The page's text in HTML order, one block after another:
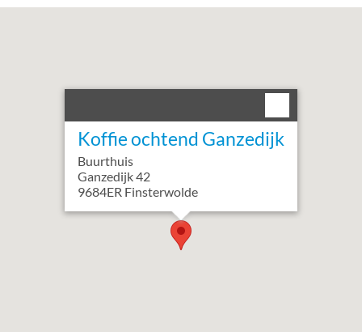
Koffie ochtend Ganzedijk
Buurthuis
Ganzedijk42
9684ER Finsterwolde